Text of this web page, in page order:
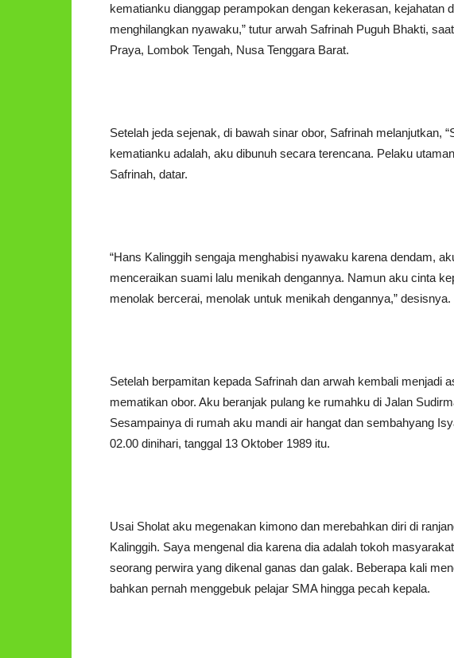
kematianku dianggap perampokan dengan kekerasan, kejahatan
menghilangkan nyawaku,” tutur arwah Safrinah Puguh Bhakti,
Praya, Lombok Tengah, Nusa Tenggara Barat.
Setelah jeda sejenak, di bawah sinar obor, Safrinah melanjutkan,
kematianku adalah, aku dibunuh secara terencana. Pelaku
Safrinah, datar.
“Hans Kalinggih sengaja menghabisi nyawaku karena dendam,
menceraikan suami lalu menikah dengannya. Namun aku cinta
menolak bercerai, menolak untuk menikah dengannya,” desisnya.
Setelah berpamitan kepada Safrinah dan arwah kembali menjadi
mematikan obor. Aku beranjak pulang ke rumahku di Jalan
Sesampainya di rumah aku mandi air hangat dan sembahyang
02.00 dinihari, tanggal 13 Oktober 1989 itu.
Usai Sholat aku megenakan kimono dan merebahkan diri di
Kalinggih. Saya mengenal dia karena dia adalah tokoh
seorang perwira yang dikenal ganas dan galak. Beberapa kali
bahkan pernah menggebuk pelajar SMA hingga pecah kepala.